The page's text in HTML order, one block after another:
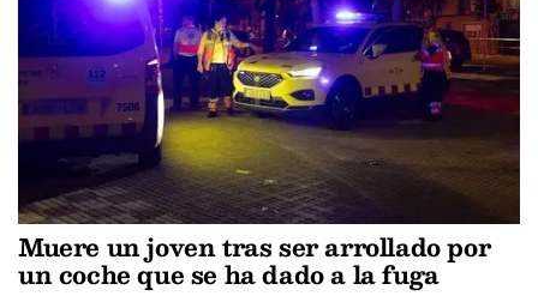
Muere un joven tras ser arrollado por
un coche que se ha dado a la fuga